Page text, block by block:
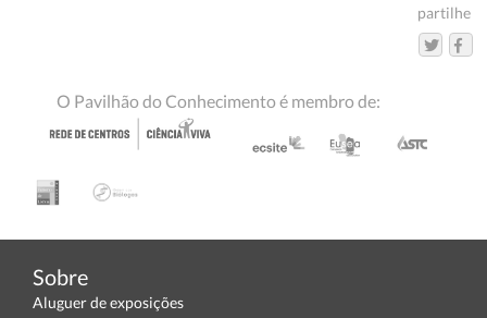
partilhe
O Pavilhão do Conhecimento é membro de:
Sobre
Aluguer de exposições